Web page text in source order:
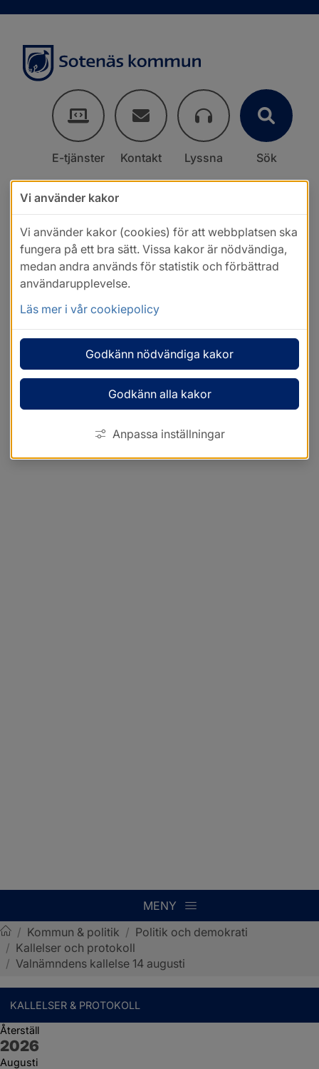
E-tjänster Kontakt Lyssna Sök
MENY
Sotenäs kommun
/ Kommun & politik / Politik och demokrati
/ Kallelser och protokoll
/ Valnämndens kallelse 14 augusti
KALLELSER & PROTOKOLL
Återställ
År:
2026
Augusti
Vi använder kakor
Vi använder kakor (cookies) för att webbplatsen ska
fungera på ett bra sätt. Vissa kakor är nödvändiga,
medan andra används för statistik och förbättrad
användarupplevelse.
Läs mer i vår cookiepolicy
Godkänn nödvändiga kakor
Godkänn alla kakor
Anpassa inställningar